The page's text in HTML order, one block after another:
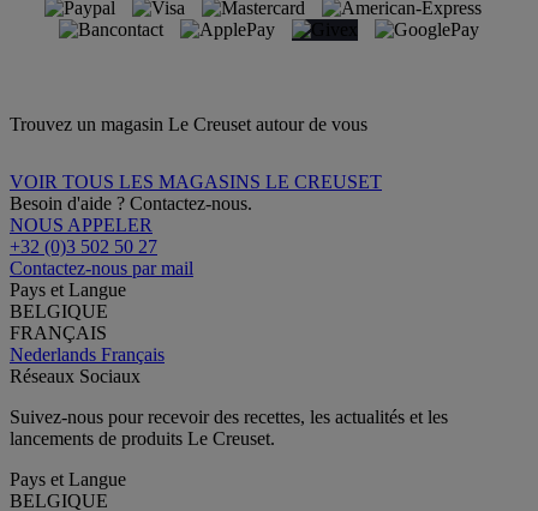
Trouvez un magasin Le Creuset autour de vous
VOIR TOUS LES MAGASINS LE CREUSET
Besoin d'aide ? Contactez-nous.
NOUS APPELER
+32 (0)3 502 50 27
Contactez-nous par mail
Pays et Langue
BELGIQUE
FRANÇAIS
Nederlands Français
Réseaux Sociaux
Suivez-nous pour recevoir des recettes, les actualités et les
lancements de produits Le Creuset.
Pays et Langue
BELGIQUE